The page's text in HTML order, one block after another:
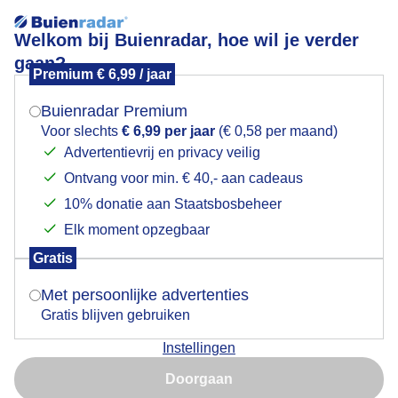
Welkom bij Buienradar, hoe wil je verder
gaan?
Premium € 6,99 / jaar
Buienradar Premium
Voor slechts € 6,99 per jaar (€ 0,58 per maand)
Advertentievrij en privacy veilig
Ontvang voor min. € 40,- aan cadeaus
10% donatie aan Staatsbosbeheer
Elk moment opzegbaar
Gratis
Met persoonlijke advertenties
Gratis blijven gebruiken
Instellingen
Doorgaan
Goedemorgen
Mogen we je locatie gebruiken voor het
Indien je hier nog geen akkoord op hebt gegeven,
verschijnt er zo een pop-up uit je browser waarin
Is goed, toon de popup
Nu niet, misschien later